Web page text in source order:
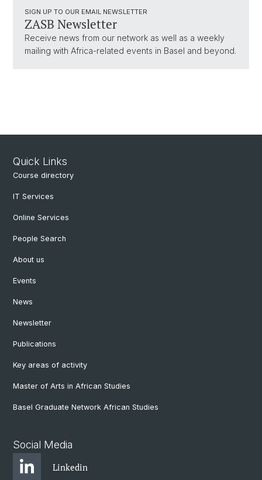
SIGN UP TO OUR EMAIL NEWSLETTER
ZASB Newsletter
Receive news from our network as well as a weekly
mailing with Africa-related events in Basel and beyond.
Quick Links
Course directory
IT Services
Online Services
People Search
About us
Events
News
Newsletter
Publications
Key areas of activity
Master of Arts in African Studies
Basel Graduate Network African Studies
Social Media
Linkedin